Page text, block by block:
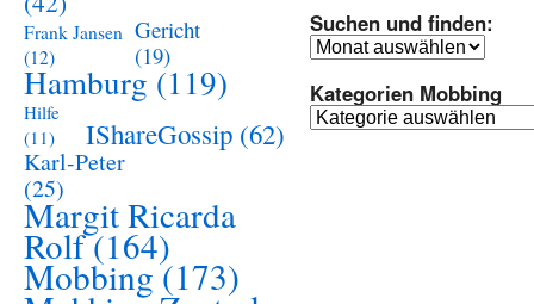
Frank Jansen
(12)
Gericht
(19)
Hamburg (119)
Hilfe
(11)
IShareGossip (62)
Karl-Peter
(25)
Margit Ricarda
Rolf(164)
Mobbing(173)
Suchen und finden:
Suchen
finden:
Kategorien Mobbing
Kategorien